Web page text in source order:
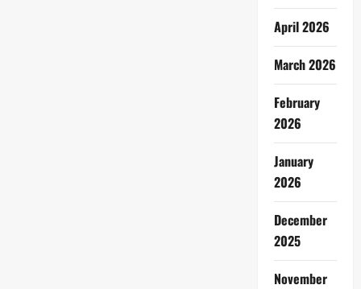
April 2026
March 2026
February
2026
January
2026
December
2025
November